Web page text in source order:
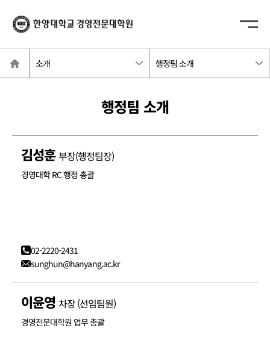
경영전문대학원
사이
닫기
홈
소개 행정팀 소개
행정팀 소개
김성훈부장(행정팀장)
경영대학 RC 행정 총괄
02-2220-2431
sunghun@hanyang.ac.kr
이윤영차장 (선임팀원)
경영전문대학원 업무 총괄